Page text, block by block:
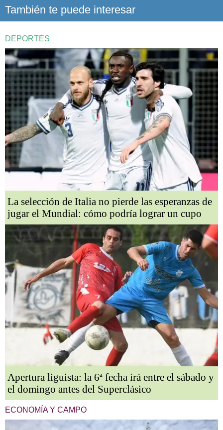
También te puede interesar
DEPORTES
La selección de Italia no pierde las esperanzas de
jugar el Mundial: cómo podría lograr un cupo
Apertura liguista: la 6ª fecha irá entre el sábado y
el domingo antes del Superclásico
ECONOMÍA Y CAMPO